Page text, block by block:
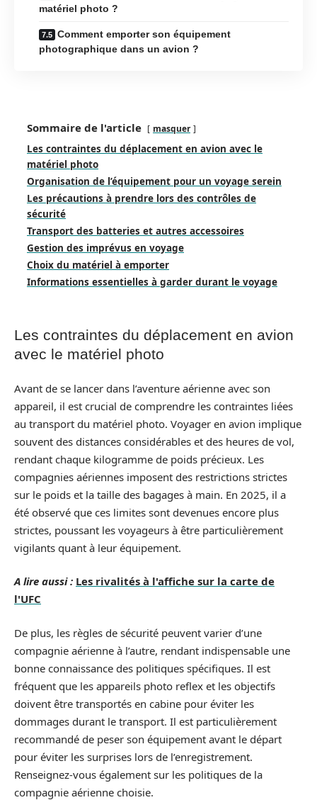
matériel photo ?
Comment emporter son équipement
photographique dans un avion ?
Sommaire de l'article masquer
Les contraintes du déplacement en avion avec le
matériel photo
Organisation de l’équipement pour un voyage serein
Les précautions à prendre lors des contrôles de
sécurité
Transport des batteries et autres accessoires
Gestion des imprévus en voyage
Choix du matériel à emporter
Informations essentielles à garder durant le voyage
Les contraintes du déplacement en avion
avec le matériel photo
Avant de se lancer dans l’aventure aérienne avec son
appareil, il est crucial de comprendre les contraintes liées
au transport du matériel photo. Voyager en avion implique
souvent des distances considérables et des heures de vol,
rendant chaque kilogramme de poids précieux. Les
compagnies aériennes imposent des restrictions strictes
sur le poids et la taille des bagages à main. En 2025, il a
été observé que ces limites sont devenues encore plus
strictes, poussant les voyageurs à être particulièrement
vigilants quant à leur équipement.
A lire aussi : Les rivalités à l'affiche sur la carte de
l'UFC
De plus, les règles de sécurité peuvent varier d’une
compagnie aérienne à l’autre, rendant indispensable une
bonne connaissance des politiques spécifiques. Il est
fréquent que les appareils photo reflex et les objectifs
doivent être transportés en cabine pour éviter les
dommages durant le transport. Il est particulièrement
recommandé de peser son équipement avant le départ
pour éviter les surprises lors de l’enregistrement.
Renseignez-vous également sur les politiques de la
compagnie aérienne choisie.